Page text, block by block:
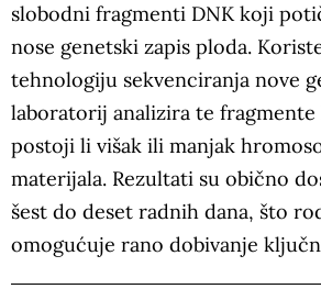
slobodni fragmenti DNK koji
nose genetski zapis ploda.
tehnologiju sekvenciranja nove
laboratorij analizira te
postoji li višak ili manjak
materijala. Rezultati su obično
šest do deset radnih dana, što
omogućuje rano dobivanje